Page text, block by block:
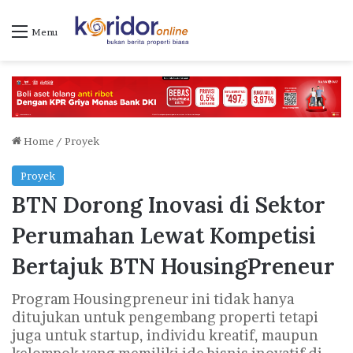
Menu
Home / Proyek
Proyek
BTN Dorong Inovasi di Sektor
Perumahan Lewat Kompetisi
Bertajuk BTN HousingPreneur
Program Housingpreneur ini tidak hanya
ditujukan untuk pengembang properti tetapi
juga untuk startup, individu kreatif, maupun